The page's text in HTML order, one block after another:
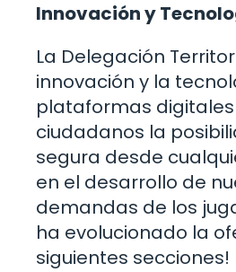
Innovación y
La Delegación
innovación y la
plataformas
ciudadanos la
segura desde
en el desarrollo de
demandas de los
ha evolucionado la
siguientes secciones!